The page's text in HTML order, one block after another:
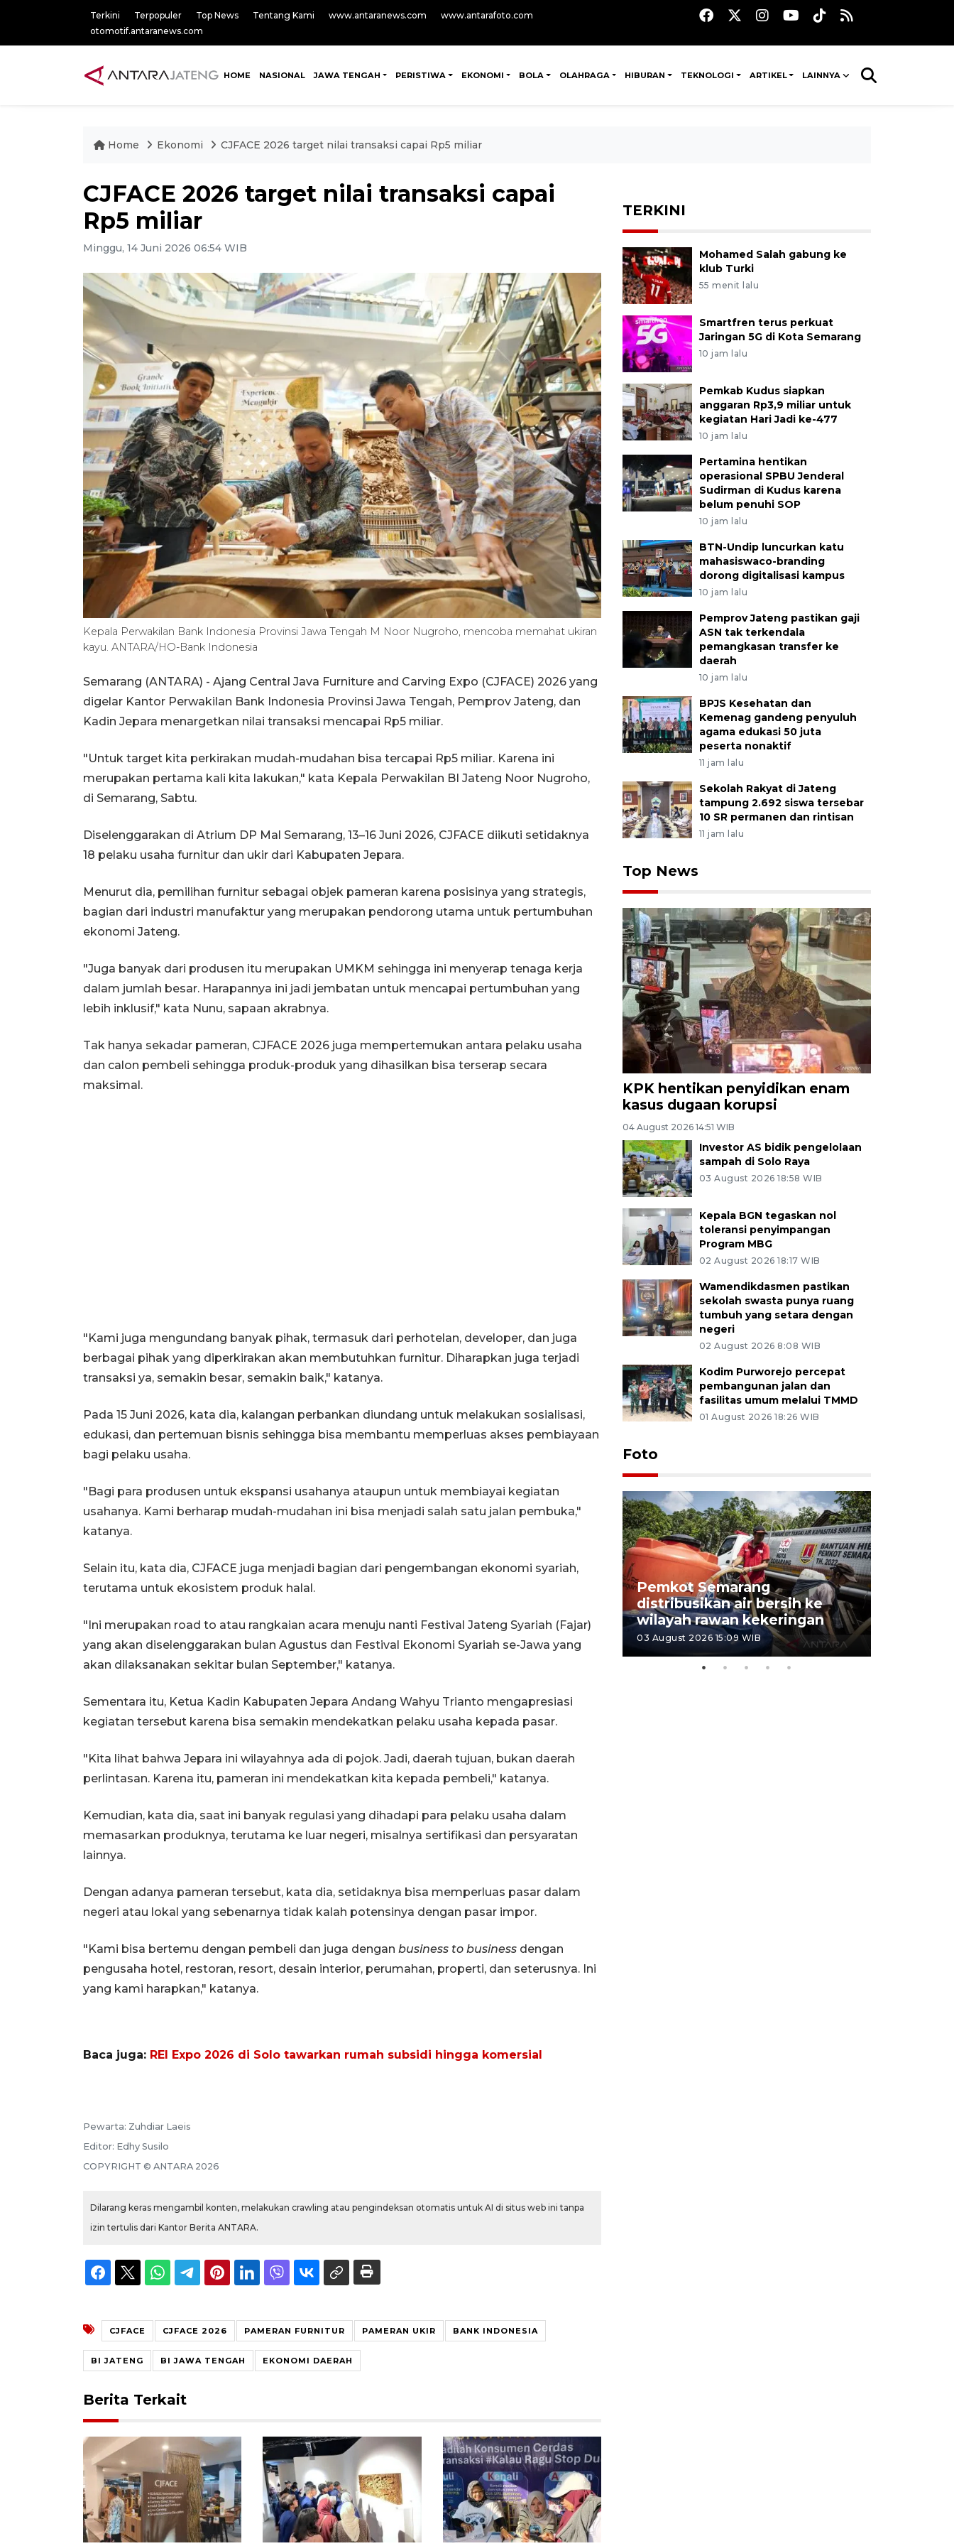
Terkini Terpopuler Top News Tentang Kami www.antaranews.com
www.antarafoto.com
otomotif.antaranews.com
HOME NASIONAL JAWA TENGAH PERISTIWA EKONOMI BOLA OLAHRAGA HIBURAN TEKNOLOGI ARTIKEL LAINNYA
Home Ekonomi CJFACE 2026 target nilai transaksi capai Rp5 miliar
CJFACE 2026 target nilai transaksi capai
Rp5 miliar
Minggu, 14 Juni 2026 06:54 WIB
Kepala Perwakilan Bank Indonesia Provinsi Jawa Tengah M Noor Nugroho, mencoba memahat ukiran
kayu. ANTARA/HO-Bank Indonesia
Semarang (ANTARA) - Ajang Central Java Furniture and Carving Expo (CJFACE) 2026 yang
digelar Kantor Perwakilan Bank Indonesia Provinsi Jawa Tengah, Pemprov Jateng, dan
Kadin Jepara menargetkan nilai transaksi mencapai Rp5 miliar.
"Untuk target kita perkirakan mudah-mudahan bisa tercapai Rp5 miliar. Karena ini
merupakan pertama kali kita lakukan," kata Kepala Perwakilan BI Jateng Noor Nugroho,
di Semarang, Sabtu.
Diselenggarakan di Atrium DP Mal Semarang, 13–16 Juni 2026, CJFACE diikuti setidaknya
18 pelaku usaha furnitur dan ukir dari Kabupaten Jepara.
Menurut dia, pemilihan furnitur sebagai objek pameran karena posisinya yang strategis,
bagian dari industri manufaktur yang merupakan pendorong utama untuk pertumbuhan
ekonomi Jateng.
"Juga banyak dari produsen itu merupakan UMKM sehingga ini menyerap tenaga kerja
dalam jumlah besar. Harapannya ini jadi jembatan untuk mencapai pertumbuhan yang
lebih inklusif," kata Nunu, sapaan akrabnya.
Tak hanya sekadar pameran, CJFACE 2026 juga mempertemukan antara pelaku usaha
dan calon pembeli sehingga produk-produk yang dihasilkan bisa terserap secara
maksimal.
"Kami juga mengundang banyak pihak, termasuk dari perhotelan, developer, dan juga
berbagai pihak yang diperkirakan akan membutuhkan furnitur. Diharapkan juga terjadi
transaksi ya, semakin besar, semakin baik," katanya.
Pada 15 Juni 2026, kata dia, kalangan perbankan diundang untuk melakukan sosialisasi,
edukasi, dan pertemuan bisnis sehingga bisa membantu memperluas akses pembiayaan
bagi pelaku usaha.
"Bagi para produsen untuk ekspansi usahanya ataupun untuk membiayai kegiatan
usahanya. Kami berharap mudah-mudahan ini bisa menjadi salah satu jalan pembuka,"
katanya.
Selain itu, kata dia, CJFACE juga menjadi bagian dari pengembangan ekonomi syariah,
terutama untuk ekosistem produk halal.
"Ini merupakan road to atau rangkaian acara menuju nanti Festival Jateng Syariah (Fajar)
yang akan diselenggarakan bulan Agustus dan Festival Ekonomi Syariah se-Jawa yang
akan dilaksanakan sekitar bulan September," katanya.
Sementara itu, Ketua Kadin Kabupaten Jepara Andang Wahyu Trianto mengapresiasi
kegiatan tersebut karena bisa semakin mendekatkan pelaku usaha kepada pasar.
"Kita lihat bahwa Jepara ini wilayahnya ada di pojok. Jadi, daerah tujuan, bukan daerah
perlintasan. Karena itu, pameran ini mendekatkan kita kepada pembeli," katanya.
Kemudian, kata dia, saat ini banyak regulasi yang dihadapi para pelaku usaha dalam
memasarkan produknya, terutama ke luar negeri, misalnya sertifikasi dan persyaratan
lainnya.
Dengan adanya pameran tersebut, kata dia, setidaknya bisa memperluas pasar dalam
negeri atau lokal yang sebenarnya tidak kalah potensinya dengan pasar impor.
"Kami bisa bertemu dengan pembeli dan juga dengan business to business dengan
pengusaha hotel, restoran, resort, desain interior, perumahan, properti, dan seterusnya. Ini
yang kami harapkan," katanya.
Baca juga: REI Expo 2026 di Solo tawarkan rumah subsidi hingga komersial
Pewarta: Zuhdiar Laeis
Editor: Edhy Susilo
COPYRIGHT © ANTARA 2026
Dilarang keras mengambil konten, melakukan crawling atau pengindeksan otomatis untuk AI di situs web ini tanpa
izin tertulis dari Kantor Berita ANTARA.
CJFACE CJFACE 2026 PAMERAN FURNITUR PAMERAN UKIR BANK INDONESIA
BI JATENG BI JAWA TENGAH EKONOMI DAERAH
Berita Terkait
TERKINI
Mohamed Salah gabung ke
klub Turki
55 menit lalu
Smartfren terus perkuat
Jaringan 5G di Kota Semarang
10 jam lalu
Pemkab Kudus siapkan
anggaran Rp3,9 miliar untuk
kegiatan Hari Jadi ke-477
10 jam lalu
Pertamina hentikan
operasional SPBU Jenderal
Sudirman di Kudus karena
belum penuhi SOP
10 jam lalu
BTN-Undip luncurkan katu
mahasiswaco-branding
dorong digitalisasi kampus
10 jam lalu
Pemprov Jateng pastikan gaji
ASN tak terkendala
pemangkasan transfer ke
daerah
10 jam lalu
BPJS Kesehatan dan
Kemenag gandeng penyuluh
agama edukasi 50 juta
peserta nonaktif
11 jam lalu
Sekolah Rakyat di Jateng
tampung 2.692 siswa tersebar
10 SR permanen dan rintisan
11 jam lalu
Top News
KPK hentikan penyidikan enam
kasus dugaan korupsi
04 August 2026 14:51 WIB
Investor AS bidik pengelolaan
sampah di Solo Raya
03 August 2026 18:58 WIB
Kepala BGN tegaskan nol
toleransi penyimpangan
Program MBG
02 August 2026 18:17 WIB
Wamendikdasmen pastikan
sekolah swasta punya ruang
tumbuh yang setara dengan
negeri
02 August 2026 8:08 WIB
Kodim Purworejo percepat
pembangunan jalan dan
fasilitas umum melalui TMMD
01 August 2026 18:26 WIB
Foto
menyusut
27 July 2026 20:07 WIB
Pemkot Semarang
distribusikan air bersih ke
wilayah rawan kekeringan
03 August 2026 15:09 WIB